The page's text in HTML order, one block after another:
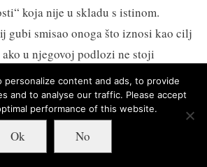
koja nije u skladu s istinom.
gubi smisao onoga što iznosi kao cilj
u njegovoj podlozi ne stoji
univerzalne istine.
li Faktograf da istina ne
deklarirani smisao vlastita
je eminentan primjer, ne rješenja,
personalize content and ads, to provide
and to analyse our traffic. Please accept
performance of this website.
Ok No